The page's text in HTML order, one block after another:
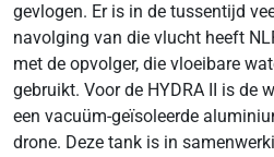
gevlogen. Er is in de tussentijd
navolging van die vlucht heeft
met de opvolger, die vloeibare
gebruikt. Voor de HYDRA II is de
een vacuüm-geïsoleerde
drone. Deze tank is in